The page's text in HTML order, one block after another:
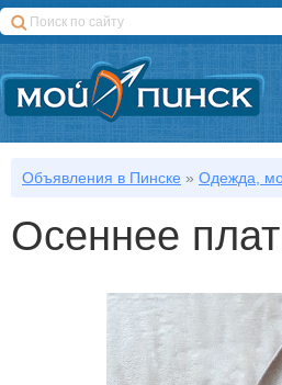
Объявления в Пинске » Одежда,
Осеннее